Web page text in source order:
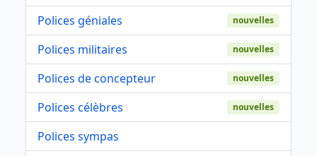
Polices géniales
nouvelles
Polices militaires nouvelles
Polices de concepteur nouvelles
Polices célèbres nouvelles
Polices sympas